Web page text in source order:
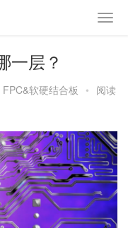
一层？
FPC&软硬结合板 • 阅读